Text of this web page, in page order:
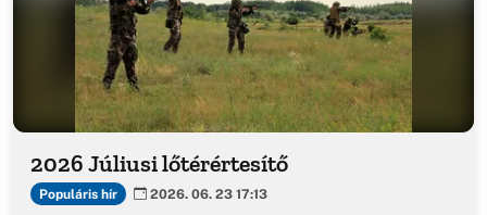
2026 Júliusi lőtérértesítő
Populáris hír 2026. 06. 23 17:13